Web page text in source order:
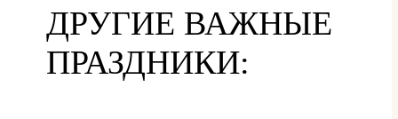
ДРУГИЕ ВАЖНЫЕ
ПРАЗДНИКИ: